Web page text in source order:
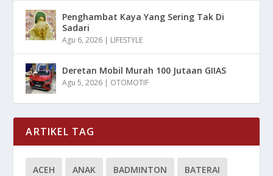
Penghambat Kaya Yang Sering Tak Di
Sadari
Agu 6, 2026 | LIFESTYLE
Deretan Mobil Murah 100 Jutaan GIIAS
Agu 5, 2026 | OTOMOTIF
ARTIKEL TAG
ACEH ANAK BADMINTON BATERAI